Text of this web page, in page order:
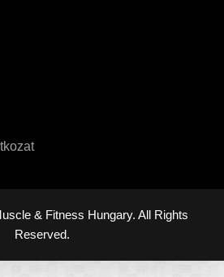
& Fitness Hungary. All Rights
Reserved.